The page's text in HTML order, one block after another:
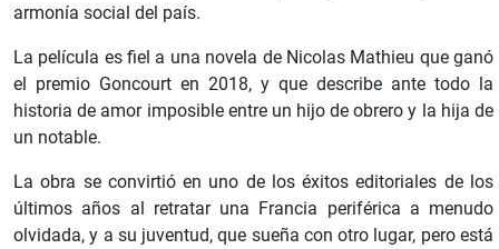
armonía social del país.
La película es fiel a una novela de Nicolas Mathieu que ganó
el premio Goncourt en 2018, y que describe ante todo la
historia de amor imposible entre un hijo de obrero y la hija de
un notable.
La obra se convirtió en uno de los éxitos editoriales de los
últimos años al retratar una Francia periférica a menudo
olvidada, y a su juventud, que sueña con otro lugar, pero está